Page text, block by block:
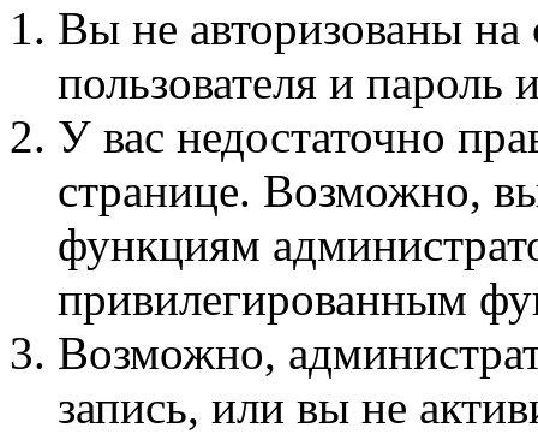
Вы не авторизованы на
пользователя и пароль
У вас недостаточно
странице. Возможно,
функциям
привилегированным
Возможно,
запись, или вы не